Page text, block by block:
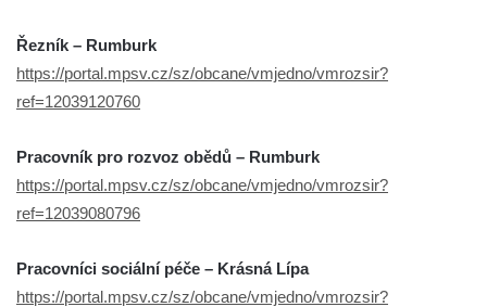
Řezník – Rumburk
https://portal.mpsv.cz/sz/obcane/vmjedno/vmrozsir?
ref=12039120760
Pracovník pro rozvoz obědů – Rumburk
https://portal.mpsv.cz/sz/obcane/vmjedno/vmrozsir?
ref=12039080796
Pracovníci sociální péče – Krásná Lípa
https://portal.mpsv.cz/sz/obcane/vmjedno/vmrozsir?